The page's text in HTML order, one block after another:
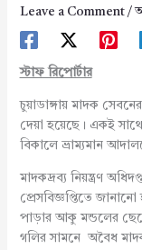
Leave a Comment /
স্টাফ রিপোর্টার
চুয়াডাঙ্গায় মাদক
দেয়া হয়েছে। একই
বিকালে ভ্রাম্যমান
মাদকদ্রব্য নিয়ন্ত্রণ
প্রেসবিজ্ঞপ্তিতে
পাড়ার আকু মন্ডলের
গলির সামনে অবৈধ